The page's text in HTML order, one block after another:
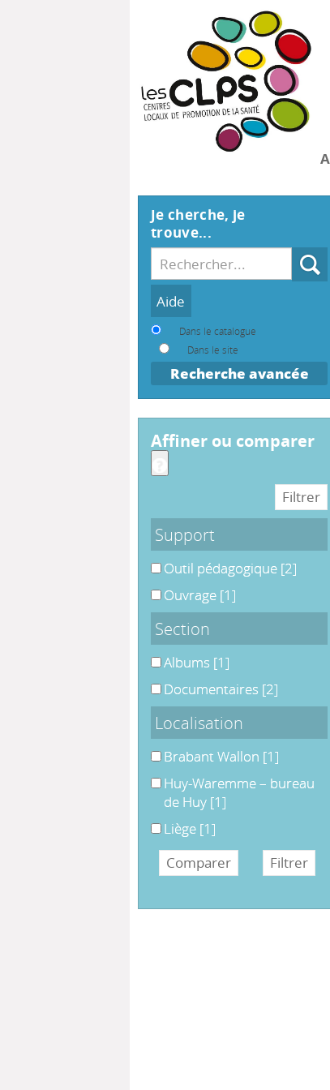
Je cherche, je
trouve...
Dans le catalogue
Dans le site
Recherche avancée
affiner ou comparer
Support
Outil pédagogique
Outil pédagogique [2]
Ouvrage
Ouvrage [1]
Section
Albums
Albums [1]
Documentaires
Documentaires [2]
Localisation
Brabant Wallon
Brabant Wallon [1]
Huy-Waremme – bureau de
Huy-Waremme – bureau
de Huy [1]
Liège
Liège [1]